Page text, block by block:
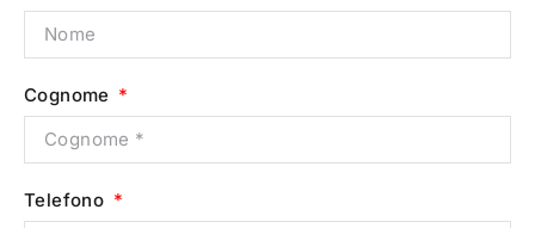
Cognome
Telefono